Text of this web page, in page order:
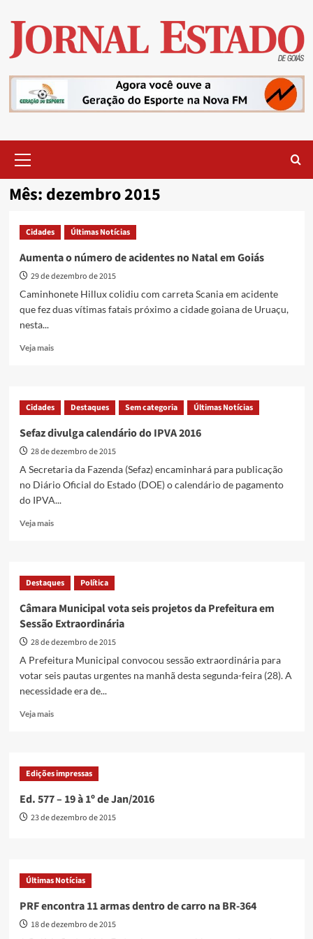
content
Menu
Mês: dezembro 2015
Cidades Últimas Notícias
Aumenta o número de acidentes no Natal em Goiás
29 de dezembro de 2015
Caminhonete Hillux colidiu com carreta Scania em acidente
que fez duas vítimas fatais próximo a cidade goiana de Uruaçu,
nesta...
Veja maisRead
o
número
acidentes
no
Natal
Goiás
Cidades Destaques Sem categoria Últimas Notícias
Sefaz divulga calendário do IPVA 2016
28 de dezembro de 2015
A Secretaria da Fazenda (Sefaz) encaminhará para publicação
no Diário Oficial do Estado (DOE) o calendário de pagamento
do IPVA...
Veja maisRead
divulga
calendário
IPVA
2016
Destaques Política
Câmara Municipal vota seis projetos da Prefeitura em
Sessão Extraordinária
28 de dezembro de 2015
A Prefeitura Municipal convocou sessão extraordinária para
votar seis pautas urgentes na manhã desta segunda-feira (28). A
necessidade era de...
Veja maisRead
Municipal
vota
projetos
da
Edições impressas
Ed. 577 – 19 à 1º de Jan/2016
23 de dezembro de 2015
Últimas Notícias
PRF encontra 11 armas dentro de carro na BR-364
18 de dezembro de 2015